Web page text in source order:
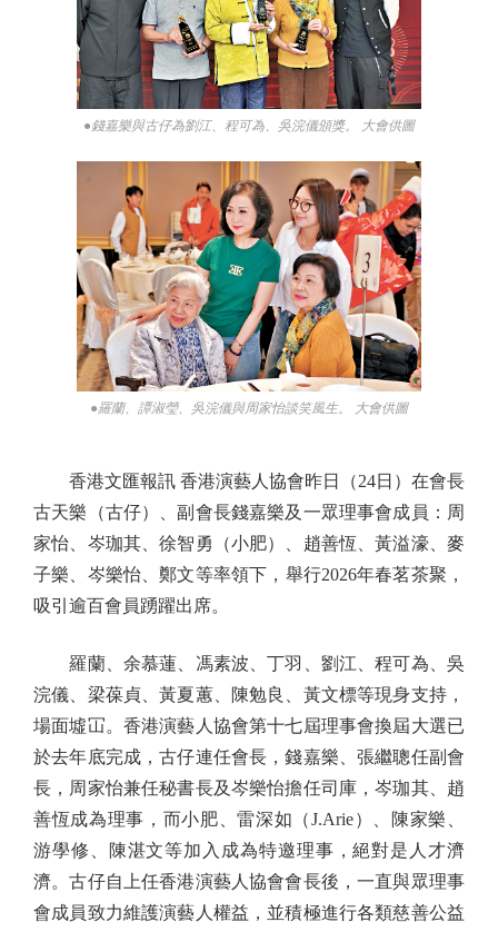
●錢嘉樂與古仔為劉江、程可為、吳浣儀頒獎。 大會供圖
●羅蘭、譚淑瑩、吳浣儀與周家怡談笑風生。 大會供圖
香港文匯報訊 香港演藝人協會昨日（24日）在會長
古天樂（古仔）、副會長錢嘉樂及一眾理事會成員：周
家怡、岑珈其、徐智勇（小肥）、趙善恆、黃溢濠、麥
子樂、岑樂怡、鄭文等率領下，舉行2026年春茗茶聚，
吸引逾百會員踴躍出席。
羅蘭、余慕蓮、馮素波、丁羽、劉江、程可為、吳
浣儀、梁葆貞、黃夏蕙、陳勉良、黃文標等現身支持，
場面墟冚。香港演藝人協會第十七屆理事會換屆大選已
於去年底完成，古仔連任會長，錢嘉樂、張繼聰任副會
長，周家怡兼任秘書長及岑樂怡擔任司庫，岑珈其、趙
善恆成為理事，而小肥、雷深如（J.Arie）、陳家樂、
游學修、陳湛文等加入成為特邀理事，絕對是人才濟
濟。古仔自上任香港演藝人協會會長後，一直與眾理事
會成員致力維護演藝人權益，並積極進行各類慈善公益